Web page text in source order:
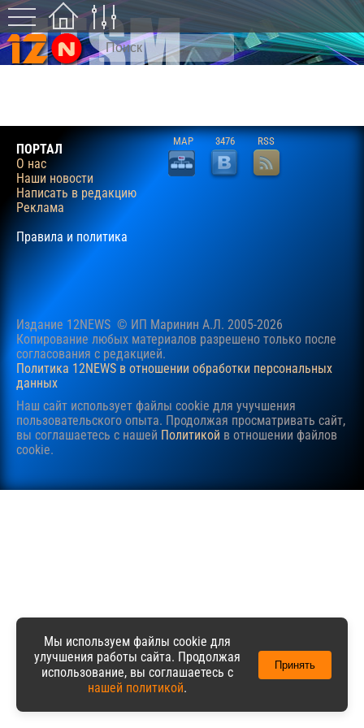
ПОРТАЛ
О нас
Наши новости
Написать в редакцию
Реклама
Правила и политика
MAP 3476 RSS
Издание 12NEWS © ИП Маринин А.Л. 2005-2026
Копирование любых материалов разрешено только после
согласования c редакцией.
Политика 12NEWS в отношении обработки персональных
данных
Наш сайт использует файлы cookie для учучшения
пользовательского опыта. Продолжая просматривать сайт,
вы соглашаетесь с нашей Политикой в отношении файлов
cookie.
Мы используем файлы cookie для
улучшения работы сайта. Продолжая
использование, вы соглашаетесь с
нашей политикой.
Принять